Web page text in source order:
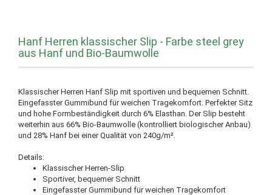
Hanf Herren klassischer Slip - Farbe steel grey
aus Hanf und Bio-Baumwolle
Klassischer Herren Hanf Slip mit sportiven und bequemen Schnitt.
Eingefasster Gummibund für weichen Tragekomfort. Perfekter Sitz
und hohe Formbeständigkeit durch 6% Elasthan. Der Slip besteht
weiterhin aus 66% Bio-Baumwolle (kontrolliert biologischer Anbau)
und 28% Hanf bei einer Qualität von 240g/m².
Details:
Klassischer Herren-Slip
Sportiver, bequemer Schnitt
Eingefasster Gummibund für weichen Tragekomfort